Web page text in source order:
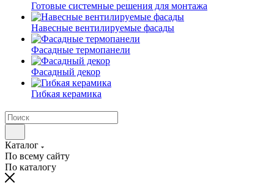
Готовые системные решения для монтажа
Навесные вентилируемые фасады
Фасадные термопанели
Фасадный декор
Гибкая керамика
Каталог
По всему сайту
По каталогу